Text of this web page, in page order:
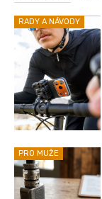
RADY A NÁVODY
PRO MUŽE